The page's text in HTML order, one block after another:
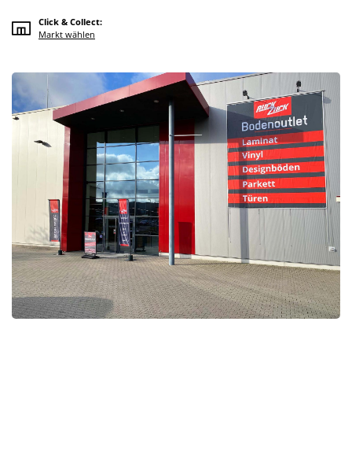
Click & Collect:
Markt wählen